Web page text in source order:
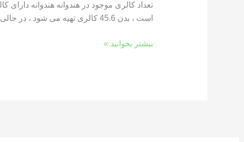
است ، بدن 45.6 کالری تهیه می شود ، در حالی که یک بخش از هندوانه که وزن آن 286 گرم است ، حاوی 85.8 کالری است […]
بیشتر بخوانید »